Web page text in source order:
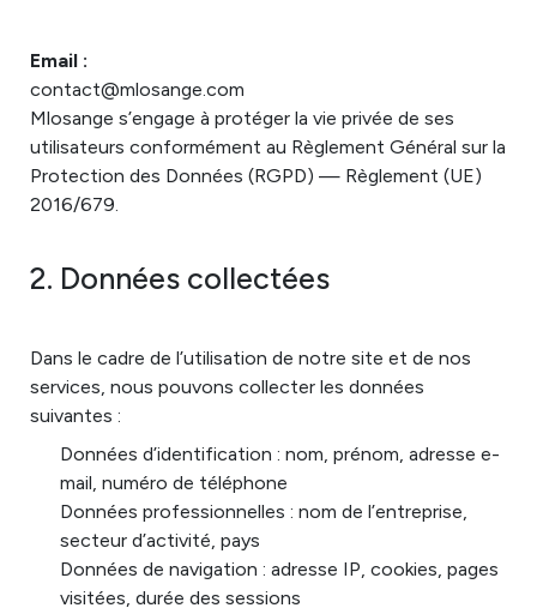
Email :
contact@mlosange.com
Mlosange s’engage à protéger la vie privée de ses
utilisateurs conformément au Règlement Général sur la
Protection des Données (RGPD) — Règlement (UE)
2016/679.
2. Données collectées
Dans le cadre de l’utilisation de notre site et de nos
services, nous pouvons collecter les données
suivantes :
Données d’identification : nom, prénom, adresse e-
mail, numéro de téléphone
Données professionnelles : nom de l’entreprise,
secteur d’activité, pays
Données de navigation : adresse IP, cookies, pages
visitées, durée des sessions